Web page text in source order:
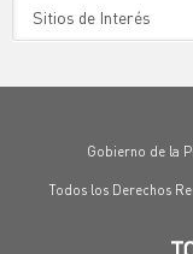
Gobierno de la
Todos los Derechos